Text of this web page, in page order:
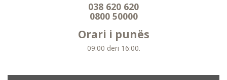
038 620 620
0800 50000
Orari i punës
09:00 deri 16:00.